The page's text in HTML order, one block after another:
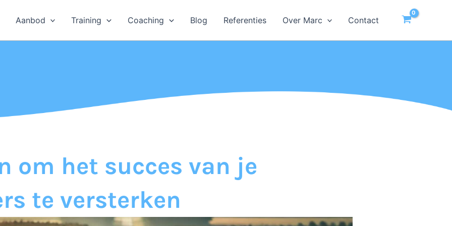
Aanbod Training Coaching Blog Referenties Over Marc Contact
om het succes van je
te versterken